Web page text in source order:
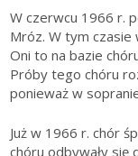
W czerwcu 1966 r.
Mróz. W tym czasie
Oni to na bazie
Próby tego chóru
ponieważ w
Już w 1966 r. chór
chóru odbywały się